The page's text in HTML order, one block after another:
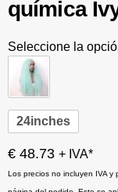
química
Seleccione la
24inches
€ 48.73 + IVA*
Los precios no incluyen IVA y